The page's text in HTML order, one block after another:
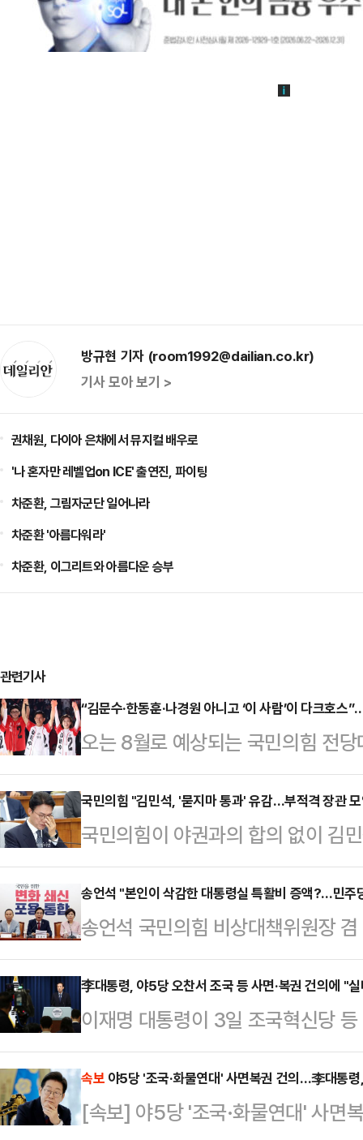
방규현 기자 (room1992@dailian.co.kr)
기사 모아 보기 >
권채원, 다이아 은채에서 뮤지컬 배우로
'나 혼자만 레벨업on ICE' 출연진, 파이팅
차준환, 그림자군단 일어나라
차준환 '아름다워라'
차준환, 이그리트와 아름다운 승부
관련기사
“김문수·한동훈·나경원 아니고 ‘이 사람’이 다크호스
오는 8월로 예상되는 국민의힘 전
대한 정치권의 관심이 뜨겁다. 최
시사 프로그램 ‘나라가TV’에 출연
력 후보군을 언급하며 전당대회 판
전 상근부대변인의 질문에 이준우
경쟁을 넘어서 내년 지방선거의 승
고 평가했다.이준우 대변인은 우선
“주변에서 출마를 권유하고 있…
국민의힘 "김민석, '묻지마 통과' 유감…부적격 장관
국민의힘이 야권과의 합의 없이 김
시킨 더불어민주당의 행태에 깊은
적격 장관들이 모인 부적격 정부가
리 인사청문특위 위원들은 3일 입
이 조금 전 국회 본회의에서 '묻지
다.앞서 여야는 이날 오후 국회에
173명, 반대 3명, 무효 3명으로 김
원들은 항의의…
송언석 "본인이 삭감한 대통령실 특활비 증액?…민주
송언석 국민의힘 비상대책위원장
특활비 증액을 요구하고 나선 것에
우기더니 알고 보니 대통령실 특활
송언석 비대위원장은 3일 오전 서
에서 "(민주당이) 불과 반년 전 본
원활한 국정 운영에 필요하다면서
적했다.송 비대위원장은 "반년 전
李대통령, 야5당 오찬서 조국 등 사면·복권 건의에 "
이재명 대통령이 3일 조국혁신당
에서 조국 전 조국혁신당 대표 등
이야기를 나눴다.우상호 대통령실
핑을 통해 "야5당 일부 지도부는
속보 야5당 '조국·화물연대' 사면복권 건의…李대통
[속보] 야5당 '조국·화물연대' 사면